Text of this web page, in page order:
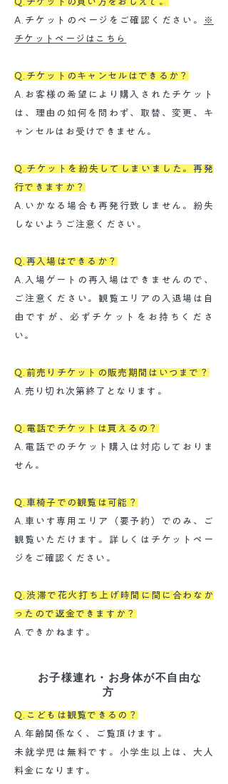
A.チケットのページをご確認ください。
※
チケットページはこちら
Q.チケットのキャンセルはできるか？
A.お客様の希望により購入されたチケット
は、理由の如何を問わず、取替、変更、キ
ャンセルはお受けできません。
Q.チケットを紛失してしまいました。再発
行できますか？
A.いかなる場合も再発行致しません。紛失
しないようご注意ください。
Q.再入場はできるか？
A.入場ゲートの再入場はできませんので、
ご注意ください。観覧エリアの入退場は自
由ですが、必ずチケットをお持ちくださ
い。
Q.前売りチケットの販売期間はいつまで？
A.売り切れ次第終了となります。
Q.電話でチケットは買えるの？
A.電話でのチケット購入は対応しておりま
せん。
Q.車椅子での観覧は可能？
A.車いす専用エリア（要予約）でのみ、ご
観覧いただけます。詳しくはチケットペー
ジをご確認ください。
Q.渋滞で花火打ち上げ時間に間に合わなか
ったので返金できますか？
A.できかねます。
お子様連れ・お身体が不自由な
方
Q.こどもは観覧できるの？
A.年齢関係なく、ご覧頂けます。
未就学児は無料です。小学生以上は、大人
料金になります。